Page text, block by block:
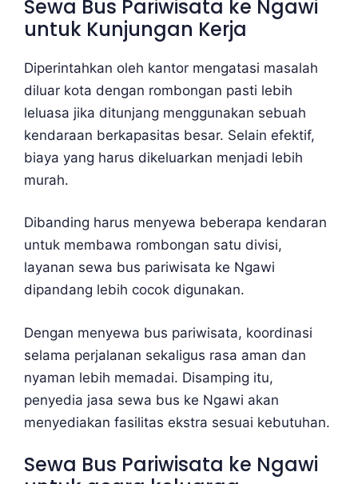
Sewa Bus Pariwisata ke Ngawi
untuk Kunjungan Kerja
Diperintahkan oleh kantor mengatasi masalah
diluar kota dengan rombongan pasti lebih
leluasa jika ditunjang menggunakan sebuah
kendaraan berkapasitas besar. Selain efektif,
biaya yang harus dikeluarkan menjadi lebih
murah.
Dibanding harus menyewa beberapa kendaran
untuk membawa rombongan satu divisi,
layanan sewa bus pariwisata ke Ngawi
dipandang lebih cocok digunakan.
Dengan menyewa bus pariwisata, koordinasi
selama perjalanan sekaligus rasa aman dan
nyaman lebih memadai. Disamping itu,
penyedia jasa sewa bus ke Ngawi akan
menyediakan fasilitas ekstra sesuai kebutuhan.
Sewa Bus Pariwisata ke Ngawi